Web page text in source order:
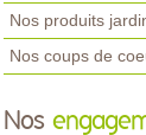
Nos produits
Nos coups de
Nos